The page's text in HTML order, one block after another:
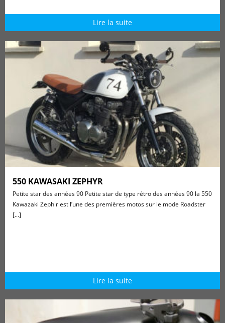
Lire la suite
550 KAWASAKI ZEPHYR
Petite star des années 90 Petite star de type rétro des années 90 la 550
Kawazaki Zephir est l’une des premières motos sur le mode Roadster
[...]
Lire la suite